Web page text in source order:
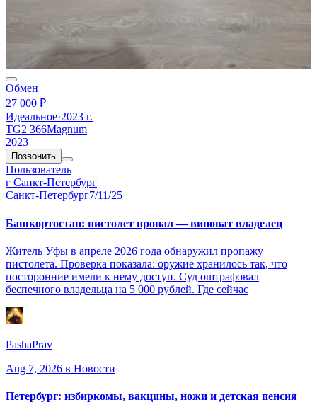
Обмен
27 000 ₽
Идеальное·2023 г.
TG2 366Magnum
2023
Позвонить
Пользователь
г Санкт-Петербург
Санкт-Петербург7/11/25
Башкортостан: пистолет пропал — виноват владелец
Житель Уфы в апреле 2026 года обнаружил пропажу
пистолета. Проверка показала: оружие хранилось так, что
посторонние имели к нему доступ. Суд оштрафовал
беспечного владельца на 5 000 рублей. Где сейчас
PashaPrav
Aug 7, 2026 в Новости
Петербург: избиркомы, вакцины, ножи и детская пенсия